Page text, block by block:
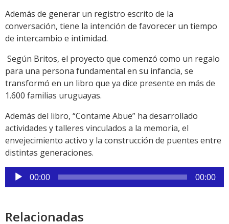
Además de generar un registro escrito de la
conversación, tiene la intención de favorecer un tiempo
de intercambio e intimidad.
Según Britos, el proyecto que comenzó como un regalo
para una persona fundamental en su infancia, se
transformó en un libro que ya dice presente en más de
1.600 familias uruguayas.
Además del libro, “Contame Abue” ha desarrollado
actividades y talleres vinculados a la memoria, el
envejecimiento activo y la construcción de puentes entre
distintas generaciones.
Reproductor
de
00:00 00:00
Relacionadas